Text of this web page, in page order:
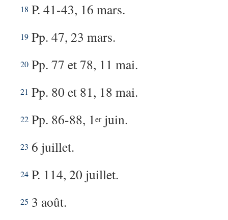
18 P. 41-43, 16 mars.
19 Pp. 47, 23 mars.
20 Pp. 77 et 78, 11 mai.
21 Pp. 80 et 81, 18 mai.
22 Pp. 86-88, 1erjuin.
23 6 juillet.
24 P. 114, 20 juillet.
25 3 août.